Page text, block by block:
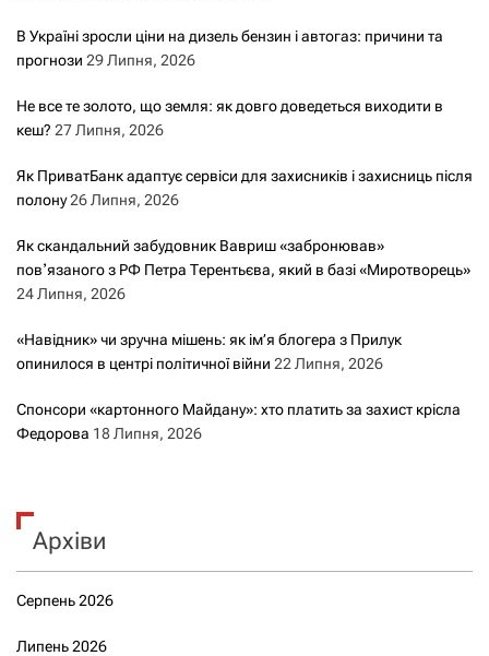
В Україні зросли ціни на дизель бензин і автогаз: причини та
прогнози 29 Липня, 2026
Не все те золото, що земля: як довго доведеться виходити в
кеш? 27 Липня, 2026
Як ПриватБанк адаптує сервіси для захисників і захисниць після
полону26 Липня, 2026
Як скандальний забудовник Вавриш «забронював»
повʼязаного з РФ Петра Терентьєва, який в базі «Миротворець»
24 Липня, 2026
«Навідник» чи зручна мішень: як ім’я блогера з Прилук
опинилося в центрі політичної війни 22 Липня, 2026
Спонсори «картонного Майдану»: хто платить за захист крісла
Федорова 18 Липня, 2026
Архіви
Серпень 2026
Липень 2026